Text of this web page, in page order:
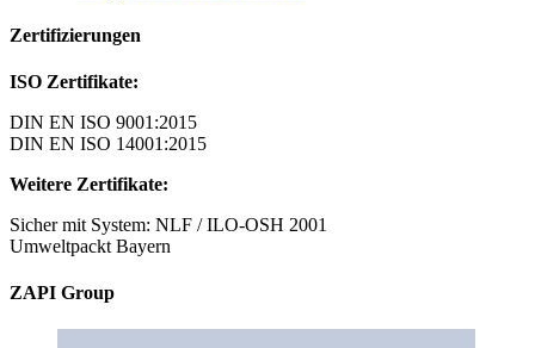
Zertifizierungen
ISO Zertifikate:
DIN EN ISO 9001:2015
DIN EN ISO 14001:2015
Weitere Zertifikate:
Sicher mit System: NLF / ILO-OSH 2001
Umweltpackt Bayern
ZAPI Group